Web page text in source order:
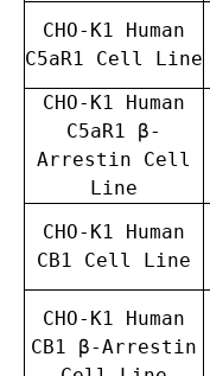
CHO-K1 Human
C5aR1 Cell Line
CHO-K1 Human
C5aR1 β-
Arrestin Cell
Line
CHO-K1 Human
CB1 Cell Line
CHO-K1 Human
CB1 β-Arrestin